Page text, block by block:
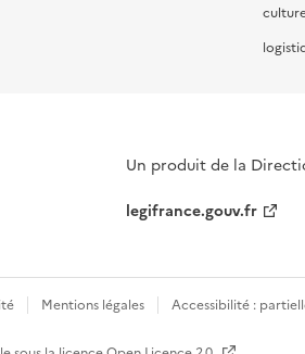
Un produit de la
legifrance.gouv.fr
Mentions légales Accessibilité :